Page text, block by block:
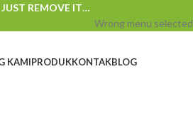
REMOVE IT…
Wrong menu selected
KAMIPRODUKKONTAKBLOG